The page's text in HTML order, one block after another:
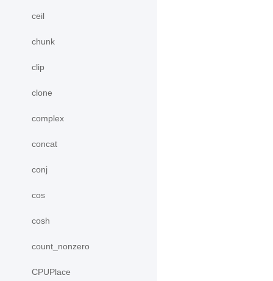
ceil
chunk
clip
clone
complex
concat
conj
cos
cosh
count_nonzero
CPUPlace